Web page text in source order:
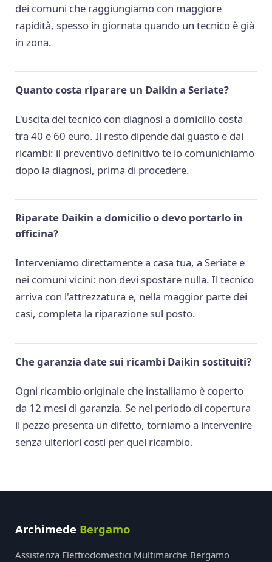
dei comuni che raggiungiamo con maggiore
rapidità, spesso in giornata quando un tecnico è già
in zona.
Quanto costa riparare un Daikin a Seriate?
L'uscita del tecnico con diagnosi a domicilio costa
tra 40 e 60 euro. Il resto dipende dal guasto e dai
ricambi: il preventivo definitivo te lo comunichiamo
dopo la diagnosi, prima di procedere.
Riparate Daikin a domicilio o devo portarlo in
officina?
Interveniamo direttamente a casa tua, a Seriate e
nei comuni vicini: non devi spostare nulla. Il tecnico
arriva con l'attrezzatura e, nella maggior parte dei
casi, completa la riparazione sul posto.
Che garanzia date sui ricambi Daikin sostituiti?
Ogni ricambio originale che installiamo è coperto
da 12 mesi di garanzia. Se nel periodo di copertura
il pezzo presenta un difetto, torniamo a intervenire
senza ulteriori costi per quel ricambio.
Archimede Bergamo
Assistenza Elettrodomestici Multimarche Bergamo